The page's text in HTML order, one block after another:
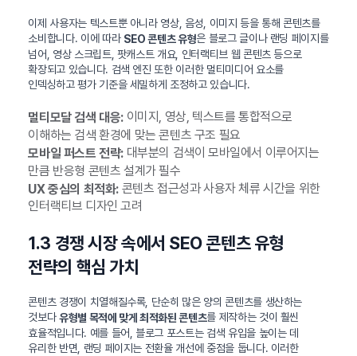
이제 사용자는 텍스트뿐 아니라 영상, 음성, 이미지 등을 통해 콘텐츠를
소비합니다. 이에 따라 SEO 콘텐츠 유형은 블로그 글이나 랜딩 페이지를
넘어, 영상 스크립트, 팟캐스트 개요, 인터랙티브 웹 콘텐츠 등으로
확장되고 있습니다. 검색 엔진 또한 이러한 멀티미디어 요소를
인덱싱하고 평가 기준을 세밀하게 조정하고 있습니다.
멀티모달 검색 대응:이미지, 영상, 텍스트를 통합적으로
이해하는 검색 환경에 맞는 콘텐츠 구조 필요
모바일 퍼스트 전략:대부분의 검색이 모바일에서 이루어지는
만큼 반응형 콘텐츠 설계가 필수
UX 중심의 최적화:콘텐츠 접근성과 사용자 체류 시간을 위한
인터랙티브 디자인 고려
1.3 경쟁 시장 속에서 SEO 콘텐츠 유형
전략의 핵심 가치
콘텐츠 경쟁이 치열해질수록, 단순히 많은 양의 콘텐츠를 생산하는
것보다유형별 목적에 맞게 최적화된 콘텐츠를 제작하는 것이 훨씬
효율적입니다. 예를 들어, 블로그 포스트는 검색 유입을 높이는 데
유리한 반면, 랜딩 페이지는 전환율 개선에 중점을 둡니다. 이러한